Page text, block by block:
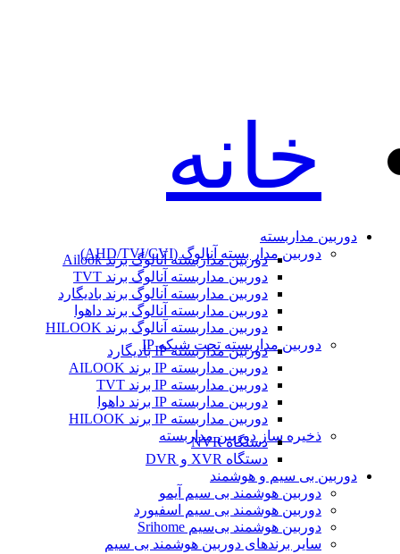
خانه
دوربین مداربسته
دوربین مدار بسته آنالوگ (AHD/TVI/CVI)
دوربین مداربسته آنالوگ برند Ailook
دوربین مداربسته آنالوگ برند TVT
دوربین مداربسته آنالوگ برند بادیگارد
دوربین مداربسته آنالوگ برند داهوا
دوربین مداربسته آنالوگ برند HILOOK
دوربین مداربسته تحت شبکه IP
دوربین مداربسته IP بادیگارد
دوربین مداربسته IP برند AILOOK
دوربین مداربسته IP برند TVT
دوربین مداربسته IP برند داهوا
دوربین مداربسته IP برند HILOOK
ذخیره ساز دوربین مداربسته
دستگاه NVR
دستگاه XVR و DVR
دوربین بی سیم و هوشمند
دوربین هوشمند بی سیم آیمو
دوربین هوشمند بی سیم اسفیورد
دوربین هوشمند بی‌سیم Srihome
سایر برندهای دوربین هوشمند بی سیم